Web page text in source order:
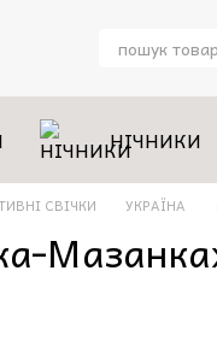
НІЧНИКИ
СВІЧКИ УКРАЇНА